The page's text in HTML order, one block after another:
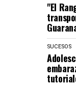
"El
SUCESOS